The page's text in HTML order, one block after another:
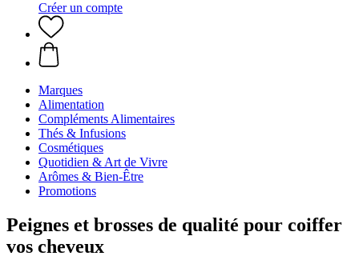
Créer un compte
Marques
Alimentation
Compléments Alimentaires
Thés & Infusions
Cosmétiques
Quotidien & Art de Vivre
Arômes & Bien-Être
Promotions
Peignes et brosses de qualité pour coiffer
vos cheveux